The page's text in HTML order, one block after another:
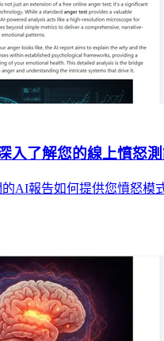
入了解您的線上憤怒
AI報告如何提供您憤怒模